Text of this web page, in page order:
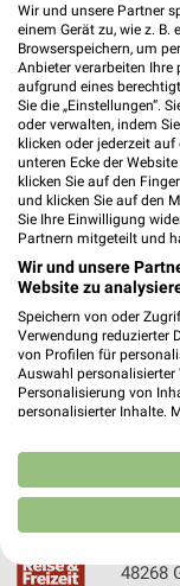
Heute
378,44
59557
Heute
59557
Heute
358,65
48268
Wir und unsere Partner
einem Gerät zu, wie z. B.
Browserspeichern, um
Anbieter verarbeiten Ihre
aufgrund eines
Sie die „Einstellungen“.
oder verwalten, indem
klicken oder jederzeit
unteren Ecke der
klicken Sie auf den
und klicken Sie auf den
Sie Ihre Einwilligung
Partnern mitgeteilt und
Wir und unsere
Website zu
Speichern von oder
Verwendung reduzierter
von Profilen für
Auswahl
Personalisierung von
personalisierter Inhalte.
Kombinationen von
Verbesserung der
von Inhalten.
Daten können
USA gesendet werden.
Website/App.